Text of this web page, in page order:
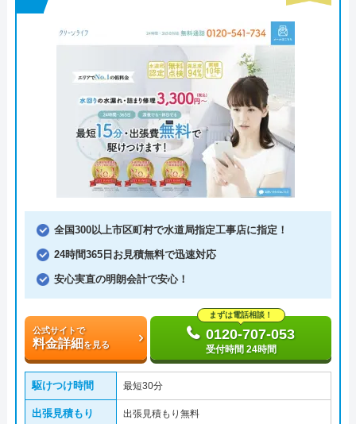
全国300以上市区町村で水道局指定工事店に指定！
24時間365日お見積無料で迅速対応
安心実直の明朗会計で安心！
公式サイトで
料金詳細を見る
まずは電話相談！
0120-707-053
受付時間 24時間
駆けつけ時間 最短30分
出張見積もり 出張見積もり無料